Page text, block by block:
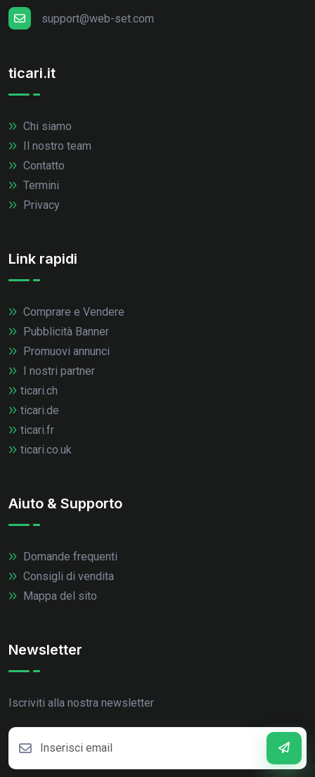
support@web-set.com
ticari.it
Chi siamo
Il nostro team
Contatto
Termini
Privacy
Link rapidi
Comprare e Vendere
Pubblicità Banner
Promuovi annunci
I nostri partner
ticari.ch
ticari.de
ticari.fr
ticari.co.uk
Aiuto & Supporto
Domande frequenti
Consigli di vendita
Mappa del sito
Newsletter
Iscriviti alla nostra newsletter